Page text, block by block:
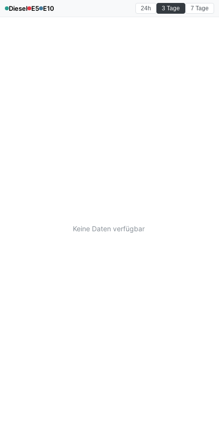
Diesel E5 E10 24h 3 Tage 7 Tage
Keine Daten verfügbar